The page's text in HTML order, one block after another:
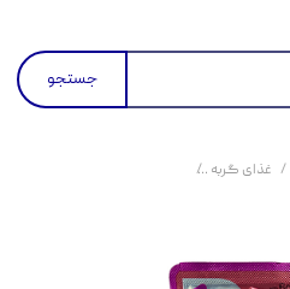
جستجو
غذای گربه